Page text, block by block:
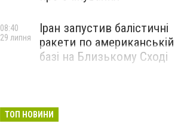
Іран запустив балістичні
ракети по американській
базі на Близькому Сході
08:40
29 липня
ТОП НОВИНИ